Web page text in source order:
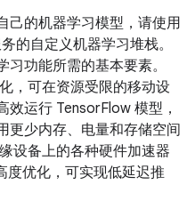
己的机器学习模型，请使用
的自定义机器学习堆栈。
功能所需的基本要素。
，可在资源受限的移动设
运行 TensorFlow 模型，
更少内存、电量和存储空间
设备上的各种硬件加速器
度优化，可实现低延迟推